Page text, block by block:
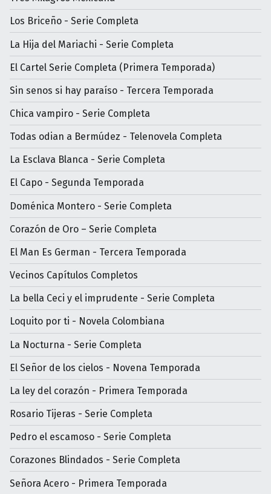
Los Briceño - Serie Completa
La Hija del Mariachi - Serie Completa
El Cartel Serie Completa (Primera Temporada)
Sin senos si hay paraíso - Tercera Temporada
Chica vampiro - Serie Completa
Todas odian a Bermúdez - Telenovela Completa
La Esclava Blanca - Serie Completa
El Capo - Segunda Temporada
Doménica Montero - Serie Completa
Corazón de Oro – Serie Completa
El Man Es German - Tercera Temporada
Vecinos Capítulos Completos
La bella Ceci y el imprudente - Serie Completa
Loquito por ti - Novela Colombiana
La Nocturna - Serie Completa
El Señor de los cielos - Novena Temporada
La ley del corazón - Primera Temporada
Rosario Tijeras - Serie Completa
Pedro el escamoso - Serie Completa
Corazones Blindados - Serie Completa
Señora Acero - Primera Temporada